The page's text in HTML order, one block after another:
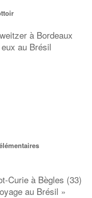
à Bordeaux
au Brésil
Curie à Bègles (33)
au Brésil »